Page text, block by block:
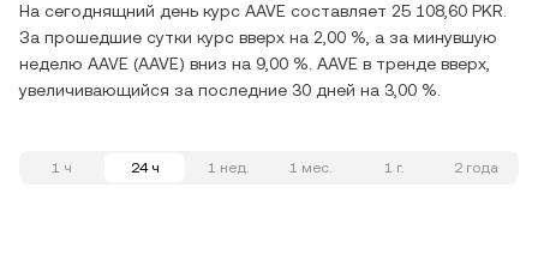
На сегоднящний день курс AAVE составляет 25 108,60 PKR.
За прошедшие сутки курс вверх на 2,00 %, а за минувшую
неделю AAVE (AAVE) вниз на 9,00 %. AAVE в тренде вверх,
увеличивающийся за последние 30 дней на 3,00 %.
1 ч 24 ч 1 нед. 1 мес. 1 г. 2 года